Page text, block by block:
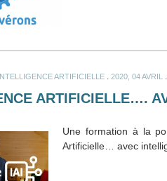
ARTIFICIELLE 2020, 04 AVRIL
ARTIFICIELLE….
Une formation à la
Artificielle… avec